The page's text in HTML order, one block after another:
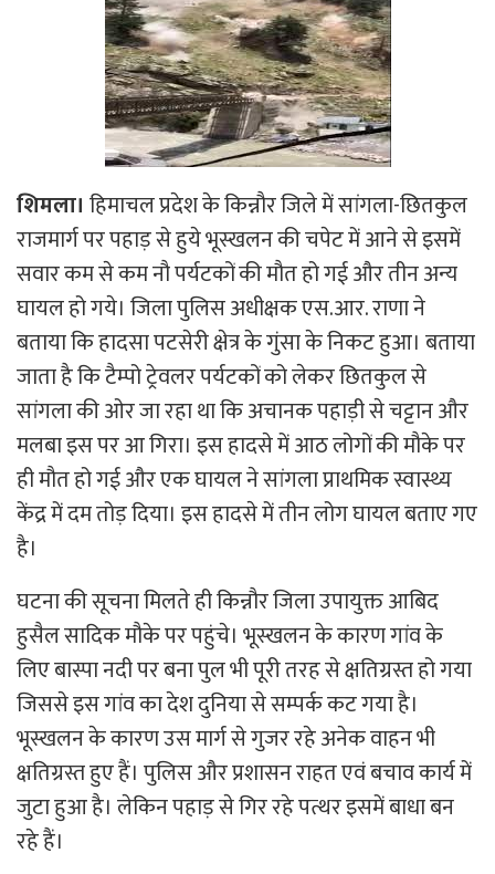
शिमला। हिमाचल प्रदेश के किन्नौर जिले में सांगला-छितकुल
राजमार्ग पर पहाड़ से हुये भूस्खलन की चपेट में आने से इसमें
सवार कम से कम नौ पर्यटकों की मौत हो गई और तीन अन्य
घायल हो गये। जिला पुलिस अधीक्षक एस.आर. राणा ने
बताया कि हादसा पटसेरी क्षेत्र के गुंसा के निकट हुआ। बताया
जाता है कि टैम्पो ट्रेवलर पर्यटकों को लेकर छितकुल से
सांगला की ओर जा रहा था कि अचानक पहाड़ी से चट्टान और
मलबा इस पर आ गिरा। इस हादसे में आठ लोगों की मौके पर
ही मौत हो गई और एक घायल ने सांगला प्राथमिक स्वास्थ्य
केंद्र में दम तोड़ दिया। इस हादसे में तीन लोग घायल बताए गए
है।
घटना की सूचना मिलते ही किन्नौर जिला उपायुक्त आबिद
हुसैल सादिक मौके पर पहुंचे। भूस्खलन के कारण गांव के
लिए बास्पा नदी पर बना पुल भी पूरी तरह से क्षतिग्रस्त हो गया
जिससे इस गांव का देश दुनिया से सम्पर्क कट गया है।
भूस्खलन के कारण उस मार्ग से गुजर रहे अनेक वाहन भी
क्षतिग्रस्त हुए हैं। पुलिस और प्रशासन राहत एवं बचाव कार्य में
जुटा हुआ है। लेकिन पहाड़ से गिर रहे पत्थर इसमें बाधा बन
रहे हैं।